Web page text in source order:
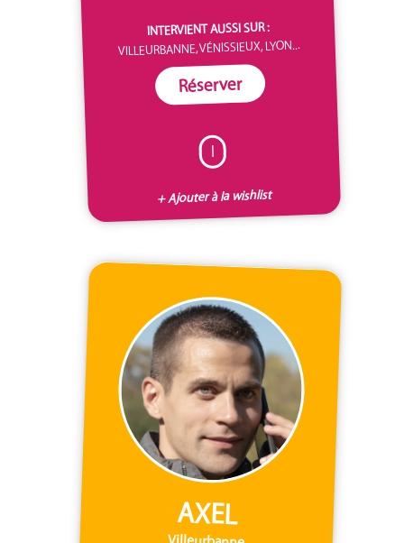
INTERVIENT AUSSI SUR :
VILLEURBANNE, VÉNISSIEUX, LYON...
Réserver
I
+ Ajouter à la wishlist
AXEL